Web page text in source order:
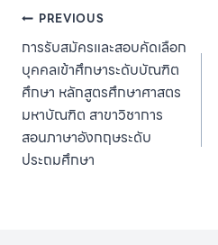
Post
navigation
PREVIOUS
การรับสมัครและสอบคัดเลือก
บุคคลเข้าศึกษาระดับบัณฑิต
ศึกษา หลักสูตรศึกษาศาสตร
มหาบัณฑิต สาขาวิชาการ
สอนภาษาอังกฤษระดับ
ประถมศึกษา